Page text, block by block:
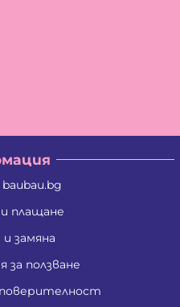
плащане
замяна
за ползване